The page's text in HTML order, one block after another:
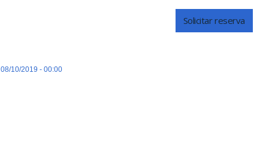
Solicitar reserva
08/10/2019 - 00:00